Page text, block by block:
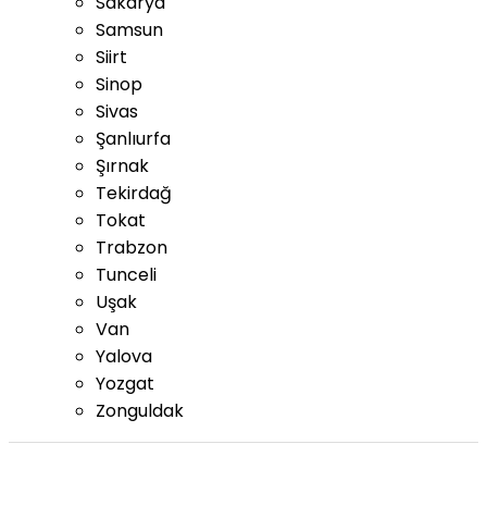
Samsun
Siirt
Sinop
Sivas
Şanlıurfa
Şırnak
Tekirdağ
Tokat
Trabzon
Tunceli
Uşak
Van
Yalova
Yozgat
Zonguldak